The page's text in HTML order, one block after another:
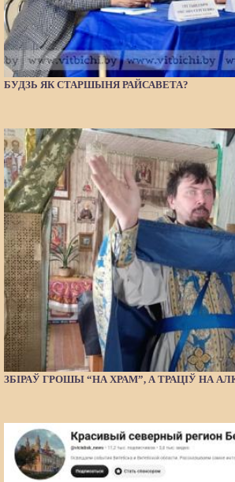
БУДЗЬ ЯК СТАРШЫНЯ РАЙСАВЕТА?
ЗБІРАЎ ГРОШЫ “НА ХРАМ”, А ТРАЦІЎ НА